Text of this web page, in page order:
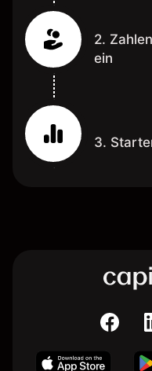
2.
ein
3.